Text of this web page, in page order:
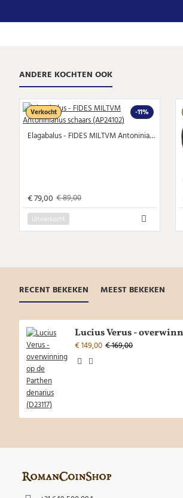
ANDERE KOCHTEN OOK
-11%
Verkocht
Elagabalus - FIDES MILTVM Antoninianus schaars (AP24102)
€ 79,00 € 89,00
Uitverkocht
RECENT BEKEKEN MEEST BEKEKEN
€ 149,00 € 169,00